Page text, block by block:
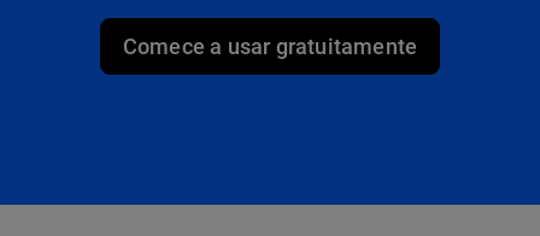
Comece a usar gratuitamente